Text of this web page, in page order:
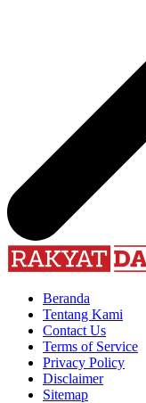
Beranda
Tentang Kami
Contact Us
Terms of Service
Privacy Policy
Disclaimer
Sitemap